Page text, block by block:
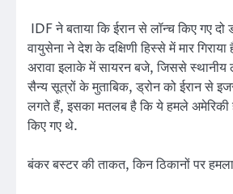
IDF ने बताया कि ईरान से लॉन्च किए गए दो
वायुसेना ने देश के दक्षिणी हिस्से में मार
अरावा इलाके में सायरन बजे, जिससे
सैन्य सूत्रों के मुताबिक, ड्रोन को ईरान से
लगते हैं, इसका मतलब है कि ये हमले अमेरिकी
किए गए थे.
बंकर बस्टर की ताकत, किन ठिकानों पर